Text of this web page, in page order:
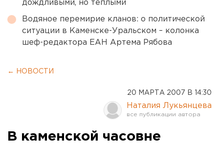
дождливыми, но теплыми
Водяное перемирие кланов: о политической
ситуации в Каменске-Уральском – колонка
шеф-редактора ЕАН Артема Рябова
← НОВОСТИ
20 МАРТА 2007 В 14:30
Наталия Лукьянцева
В каменской часовне